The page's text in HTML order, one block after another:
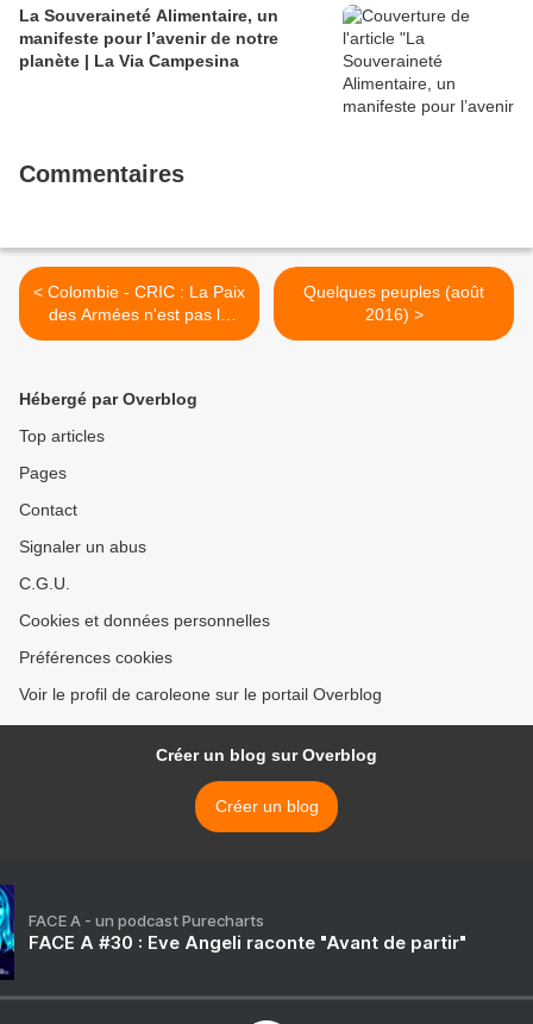
La Souveraineté Alimentaire, un
manifeste pour l’avenir de notre
planète | La Via Campesina
Commentaires
< Colombie - CRIC : La Paix
des Armées n'est pas la
Paix des Peuples
Quelques peuples (août
2016) >
Hébergé par Overblog
Top articles
Pages
Contact
Signaler un abus
C.G.U.
Cookies et données personnelles
Préférences cookies
Voir le profil de caroleone sur le portail Overblog
Créer un blog sur Overblog
Créer un blog
FACE A - un podcast Purecharts
FACE A #30 : Eve Angeli raconte "Avant de partir"